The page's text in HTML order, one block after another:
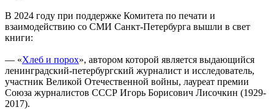
В 2024 году при поддержке Комитета по печати и
взаимодействию со СМИ Санкт-Петербурга вышли в свет
книги:
— «Хлеб и порох», автором которой является выдающийся
ленинградский-петербургский журналист и исследователь,
участник Великой Отечественной войны, лауреат премии
Союза журналистов СССР Игорь Борисович Лисочкин (1929-
2017).